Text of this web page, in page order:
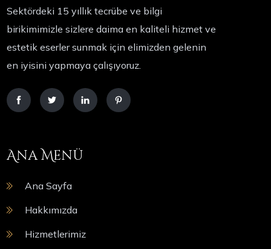
Sektördeki 15 yıllık tecrübe ve bilgi
birikimimizle sizlere daima en kaliteli hizmet ve
estetik eserler sunmak için elimizden gelenin
en iyisini yapmaya çalışıyoruz.
Ana Menü
Ana Sayfa
Hakkımızda
Hizmetlerimiz